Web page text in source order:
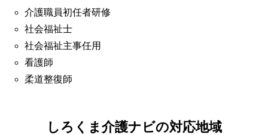
介護職員初任者研修
社会福祉士
社会福祉主事任用
看護師
柔道整復師
しろくま介護ナビの対応地域